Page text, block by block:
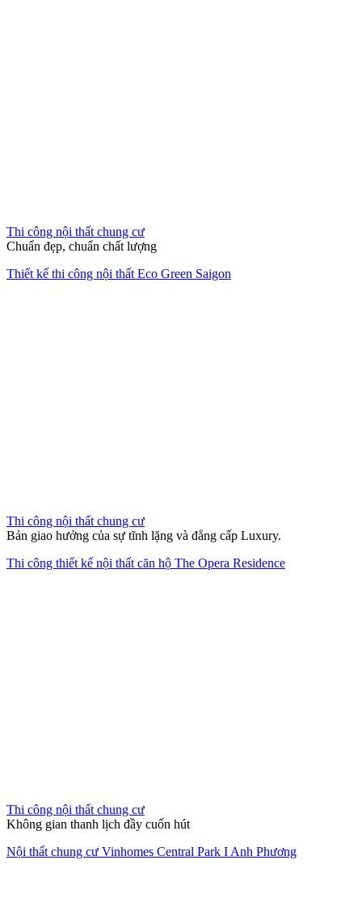
Thi công nội thất chung cư
Chuẩn đẹp, chuẩn chất lượng
Thiết kế thi công nội thất Eco Green Saigon
Thi công nội thất chung cư
Bản giao hưởng của sự tĩnh lặng và đẳng cấp Luxury.
Thi công thiết kế nội thất căn hộ The Opera Residence
Thi công nội thất chung cư
Không gian thanh lịch đầy cuốn hút
Nội thất chung cư Vinhomes Central Park I Anh Phương